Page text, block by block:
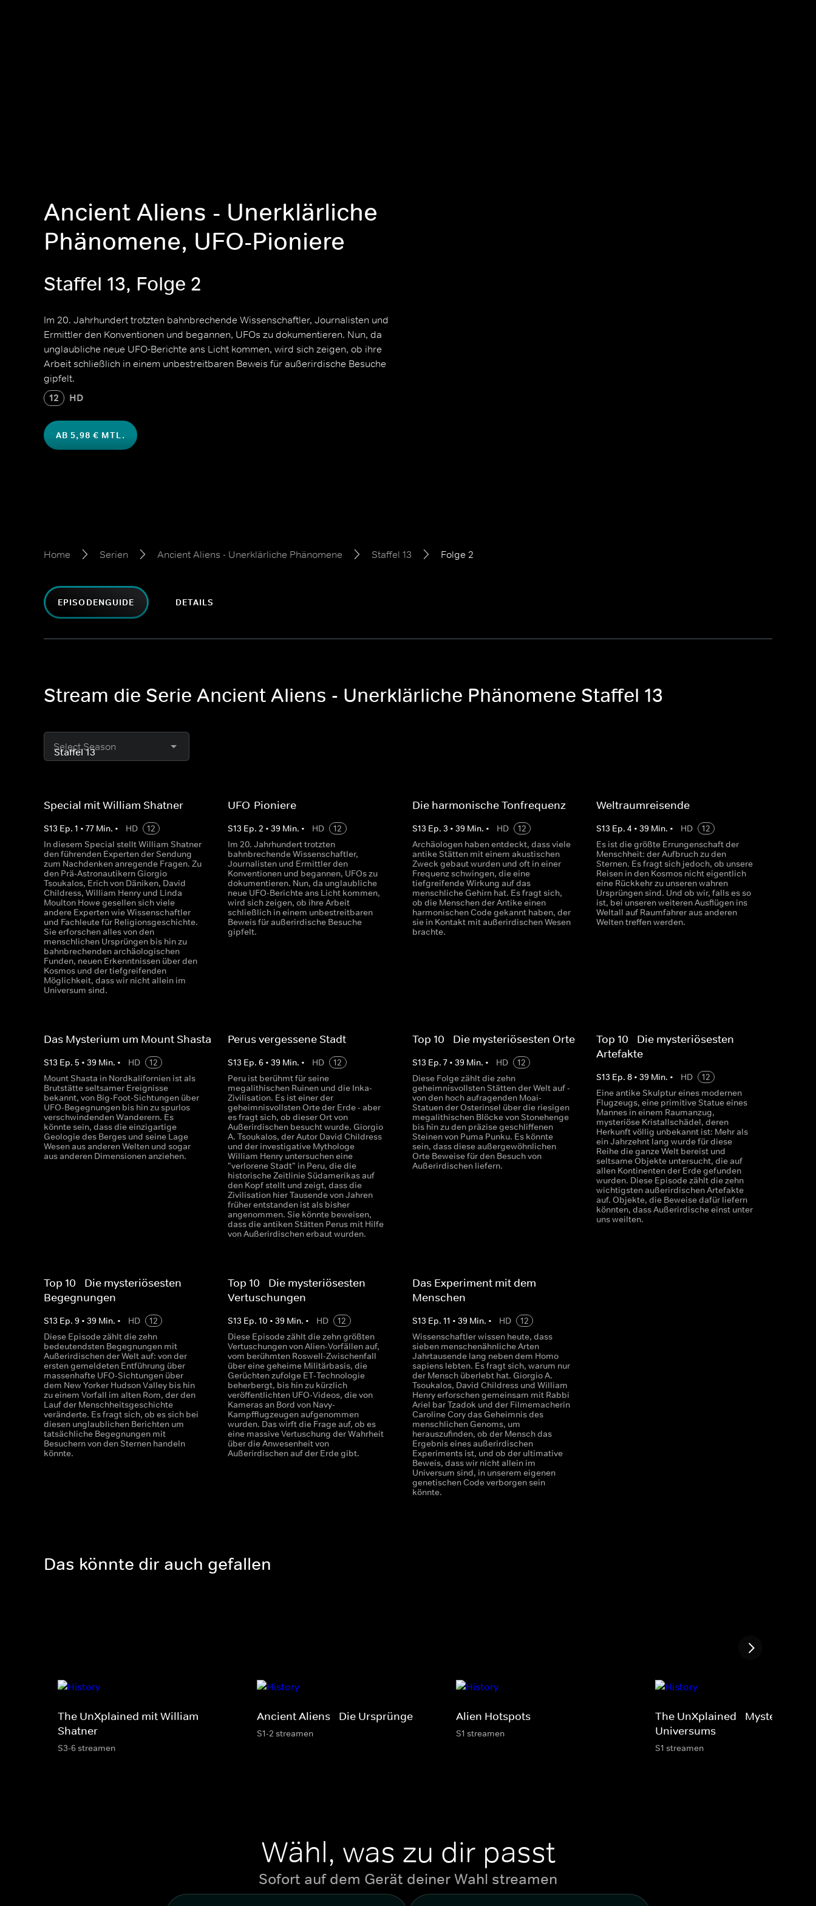
Ancient Aliens - Unerklärliche
Phänomene, UFO-Pioniere
Staffel 13, Folge 2
Im 20. Jahrhundert trotzten bahnbrechende Wissenschaftler, Journalisten und
Ermittler den Konventionen und begannen, UFOs zu dokumentieren. Nun, da
unglaubliche neue UFO-Berichte ans Licht kommen, wird sich zeigen, ob ihre
Arbeit schließlich in einem unbestreitbaren Beweis für außerirdische Besuche
gipfelt.
12 HD
AB 5,98 € MTL.
Home Serien Ancient Aliens - Unerklärliche Phänomene Staffel 13 Folge 2
EPISODENGUIDE DETAILS
Stream die Serie Ancient Aliens - Unerklärliche Phänomene Staffel 13
Select Season
Special mit William Shatner
S13 Ep. 1 • 77 Min. • HD
12
In diesem Special stellt William Shatner
den führenden Experten der Sendung
zum Nachdenken anregende Fragen. Zu
den Prä-Astronautikern Giorgio
Tsoukalos, Erich von Däniken, David
Childress, William Henry und Linda
Moulton Howe gesellen sich viele
andere Experten wie Wissenschaftler
und Fachleute für Religionsgeschichte.
Sie erforschen alles von den
menschlichen Ursprüngen bis hin zu
bahnbrechenden archäologischen
Funden, neuen Erkenntnissen über den
Kosmos und der tiefgreifenden
Möglichkeit, dass wir nicht allein im
Universum sind.
UFO-Pioniere
S13 Ep.2 •39 Min. • HD
12
Im 20. Jahrhundert trotzten
bahnbrechende Wissenschaftler,
Journalisten und Ermittler den
Konventionen und begannen, UFOs zu
dokumentieren. Nun, da unglaubliche
neue UFO-Berichte ans Licht kommen,
wird sich zeigen, ob ihre Arbeit
schließlich in einem unbestreitbaren
Beweis für außerirdische Besuche
gipfelt.
Die harmonische Tonfrequenz
S13 Ep. 3 • 39Min. • HD
12
Archäologen haben entdeckt, dass viele
antike Stätten mit einem akustischen
Zweck gebaut wurden und oft in einer
Frequenz schwingen, die eine
tiefgreifende Wirkung auf das
menschliche Gehirn hat. Es fragt sich,
ob die Menschen der Antike einen
harmonischen Code gekannt haben, der
sie in Kontakt mit außerirdischen Wesen
brachte.
Weltraumreisende
S13 Ep. 4 • 39Min. • HD
12
Es ist die größte Errungenschaft der
Menschheit: der Aufbruch zu den
Sternen. Es fragt sich jedoch, ob unsere
Reisen in den Kosmos nicht eigentlich
eine Rückkehr zu unseren wahren
Ursprüngen sind. Und ob wir, falls es so
ist, bei unseren weiteren Ausflügen ins
Weltall auf Raumfahrer aus anderen
Welten treffen werden.
Das Mysterium um Mount Shasta
S13 Ep. 5 • 39 Min. • HD
12
Mount Shasta in Nordkalifornien ist als
Brutstätte seltsamer Ereignisse
bekannt, von Big-Foot-Sichtungen über
UFO-Begegnungen bis hin zu spurlos
verschwindenden Wanderern. Es
könnte sein, dass die einzigartige
Geologie des Berges und seine Lage
Wesen aus anderen Welten und sogar
aus anderen Dimensionen anziehen.
Perus vergessene Stadt
S13 Ep.6 •39 Min. • HD
12
Peru ist berühmt für seine
megalithischen Ruinen und die Inka-
Zivilisation. Es ist einer der
geheimnisvollsten Orte der Erde - aber
es fragt sich, ob dieser Ort von
Außerirdischen besucht wurde. Giorgio
A. Tsoukalos, der Autor David Childress
und der investigative Mythologe
William Henry untersuchen eine
"verlorene Stadt" in Peru, die die
historische Zeitlinie Südamerikas auf
den Kopf stellt und zeigt, dass die
Zivilisation hier Tausende von Jahren
früher entstanden ist als bisher
angenommen. Sie könnte beweisen,
dass die antiken Stätten Perus mit Hilfe
von Außerirdischen erbaut wurden.
Top 10 - Die mysteriösesten Orte
S13 Ep. 7• 39Min. • HD
12
Diese Folge zählt die zehn
geheimnisvollsten Stätten der Welt auf -
von den hoch aufragenden Moai-
Statuen der Osterinsel über die riesigen
megalithischen Blöcke von Stonehenge
bis hin zu den präzise geschliffenen
Steinen von Puma Punku. Es könnte
sein, dass diese außergewöhnlichen
Orte Beweise für den Besuch von
Außerirdischen liefern.
Top 10 - Die mysteriösesten
Artefakte
S13 Ep. 8• 39Min. • HD
12
Eine antike Skulptur eines modernen
Flugzeugs, eine primitive Statue eines
Mannes in einem Raumanzug,
mysteriöse Kristallschädel, deren
Herkunft völlig unbekannt ist: Mehr als
ein Jahrzehnt lang wurde für diese
Reihe die ganze Welt bereist und
seltsame Objekte untersucht, die auf
allen Kontinenten der Erde gefunden
wurden. Diese Episode zählt die zehn
wichtigsten außerirdischen Artefakte
auf. Objekte, die Beweise dafür liefern
könnten, dass Außerirdische einst unter
uns weilten.
Top 10 - Die mysteriösesten
Begegnungen
S13 Ep. 9 • 39 Min. • HD
12
Diese Episode zählt die zehn
bedeutendsten Begegnungen mit
Außerirdischen der Welt auf: von der
ersten gemeldeten Entführung über
massenhafte UFO-Sichtungen über
dem New Yorker Hudson Valley bis hin
zu einem Vorfall im alten Rom, der den
Lauf der Menschheitsgeschichte
veränderte. Es fragt sich, ob es sich bei
diesen unglaublichen Berichten um
tatsächliche Begegnungen mit
Besuchern von den Sternen handeln
könnte.
Top 10 - Die mysteriösesten
Vertuschungen
S13 Ep.10 •39 Min. • HD
12
Diese Episode zählt die zehn größten
Vertuschungen von Alien-Vorfällen auf,
vom berühmten Roswell-Zwischenfall
über eine geheime Militärbasis, die
Gerüchten zufolge ET-Technologie
beherbergt, bis hin zu kürzlich
veröffentlichten UFO-Videos, die von
Kameras an Bord von Navy-
Kampfflugzeugen aufgenommen
wurden. Das wirft die Frage auf, ob es
eine massive Vertuschung der Wahrheit
über die Anwesenheit von
Außerirdischen auf der Erde gibt.
Das Experiment mit dem
Menschen
S13 Ep. 11 • 39Min. • HD
12
Wissenschaftler wissen heute, dass
sieben menschenähnliche Arten
Jahrtausende lang neben dem Homo
sapiens lebten. Es fragt sich, warum nur
der Mensch überlebt hat. Giorgio A.
Tsoukalos, David Childress und William
Henry erforschen gemeinsam mit Rabbi
Ariel bar Tzadok und der Filmemacherin
Caroline Cory das Geheimnis des
menschlichen Genoms, um
herauszufinden, ob der Mensch das
Ergebnis eines außerirdischen
Experiments ist, und ob der ultimative
Beweis, dass wir nicht allein im
Universum sind, in unserem eigenen
genetischen Code verborgen sein
könnte.
Das könnte dir auch gefallen
The UnXplained mit William
Shatner
S3-6 streamen
Ancient Aliens - Die Ursprünge
S1-2 streamen
Alien Hotspots
S1 streamen
The UnXplained - Mysterien des
Universums
S1 streamen
Wähl, was zu dir passt
Sofort auf dem Gerät deiner Wahl streamen